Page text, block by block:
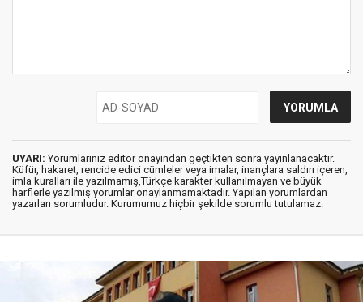
UYARI: Yorumlarınız editör onayından geçtikten sonra yayınlanacaktır.
Küfür, hakaret, rencide edici cümleler veya imalar, inançlara saldırı içeren,
imla kuralları ile yazılmamış,Türkçe karakter kullanılmayan ve büyük
harflerle yazılmış yorumlar onaylanmamaktadır. Yapılan yorumlardan
yazarları sorumludur. Kurumumuz hiçbir şekilde sorumlu tutulamaz.